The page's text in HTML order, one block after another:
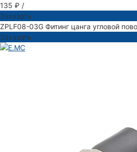
135 ₽ /
Заказать
ZPLF08-03G Фитинг цанга угловой
Заказать